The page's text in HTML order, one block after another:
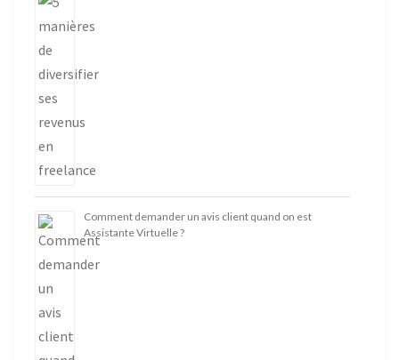
Comment demander un avis client quand on est
Assistante Virtuelle ?